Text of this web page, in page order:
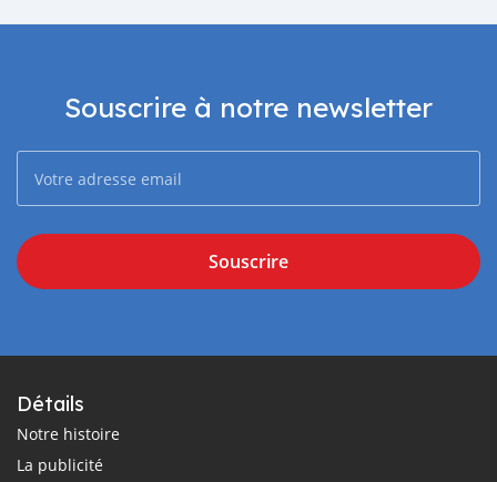
Souscrire à notre newsletter
Souscrire
Détails
Notre histoire
La publicité